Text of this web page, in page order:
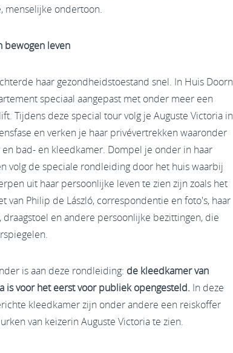
menselijke ondertoon.
bewogen leven
haar gezondheidstoestand snel. In Huis Doorn
speciaal aangepast met onder meer een
Tijdens deze special tour volg je Auguste Victoria in
en verken je haar privévertrekken waaronder
en bad- en kleedkamer. Dompel je onder in haar
volg de speciale rondleiding door het huis waarbij
uit haar persoonlijke leven te zien zijn zoals het
van Philip de László, correspondentie en foto's, haar
draagstoel en andere persoonlijke bezittingen, die
is aan deze rondleiding: de kleedkamer van
is voor het eerst voor publiek opengesteld. In deze
kleedkamer zijn onder andere een reiskoffer
van keizerin Auguste Victoria te zien.